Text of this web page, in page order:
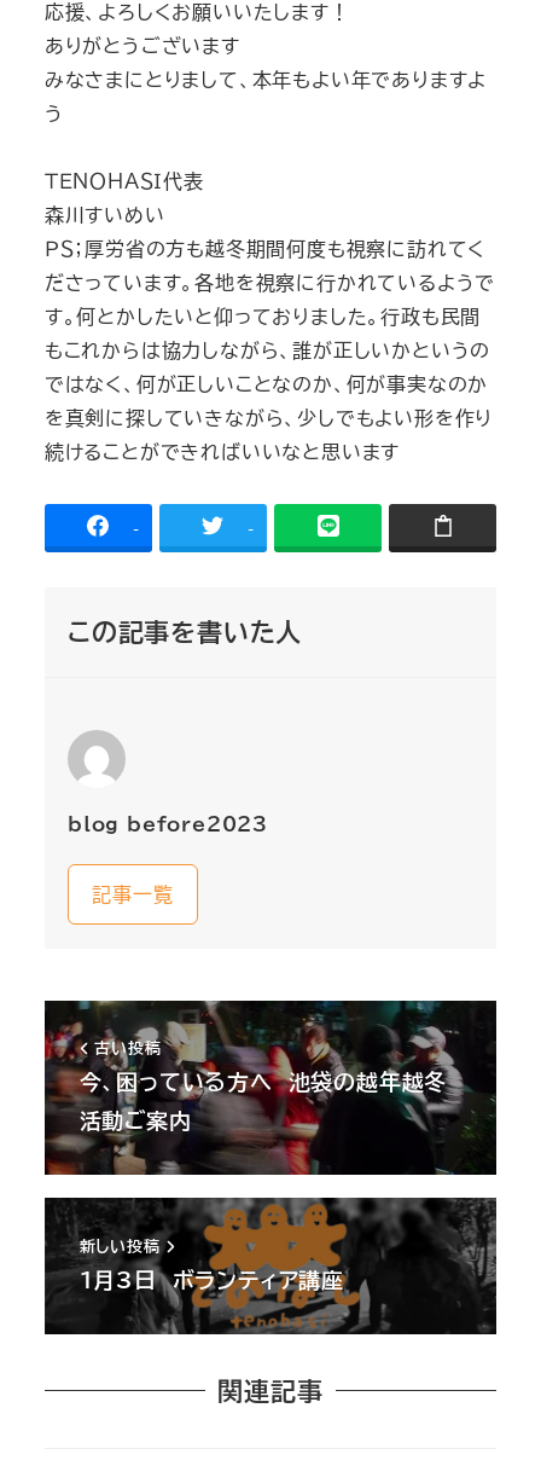
応援、よろしくお願いいたします！
ありがとうございます
みなさまにとりまして、本年もよい年でありますよ
う
ＴＥＮＯＨＡＳＩ代表
森川すいめい
ＰＳ；厚労省の方も越冬期間何度も視察に訪れてく
ださっています。各地を視察に行かれているようで
す。何とかしたいと仰っておりました。行政も民間
もこれからは協力しながら、誰が正しいかというの
ではなく、何が正しいことなのか、何が事実なのか
を真剣に探していきながら、少しでもよい形を作り
続けることができればいいなと思います
- -
この記事を書いた人
blog_before2023
記事一覧
古い投稿
今、困っている方へ 池袋の越年越冬
活動ご案内
新しい投稿
1月3日 ボランティア講座
関連記事